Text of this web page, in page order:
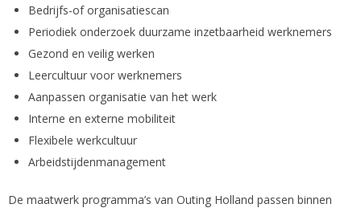
Bedrijfs-of organisatiescan
Periodiek onderzoek duurzame inzetbaarheid werknemers
Gezond en veilig werken
Leercultuur voor werknemers
Aanpassen organisatie van het werk
Interne en externe mobiliteit
Flexibele werkcultuur
Arbeidstijdenmanagement
De maatwerk programma’s van Outing Holland passen binnen